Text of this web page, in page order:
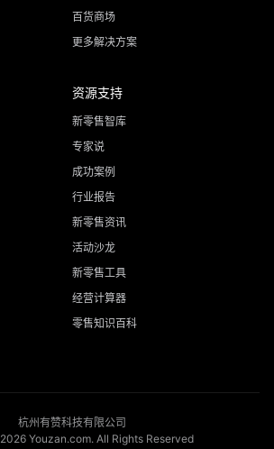
百货商场
更多解决方案
资源支持
新零售智库
专家说
成功案例
行业报告
新零售资讯
活动沙龙
新零售工具
经营计算器
零售知识百科
杭州有赞科技有限公司
2026Youzan.com. All Rights Reserved